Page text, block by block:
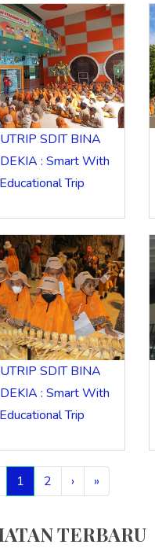
SDIT BINA
: Smart With
Educational Trip
SDIT BINA
: Smart With
Educational Trip
1 2 › »
TERBARU